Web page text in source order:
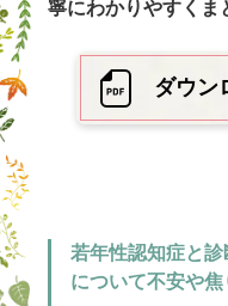
寧にわかりやすくま
ダウン
若年性認知症と
について不安や